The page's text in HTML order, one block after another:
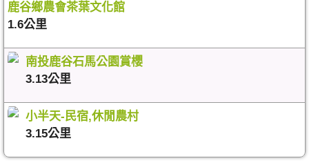
鹿谷鄉農會茶葉文化館
1.6公里
南投鹿谷石馬公園賞櫻
3.13公里
小半天-民宿,休閒農村
3.15公里